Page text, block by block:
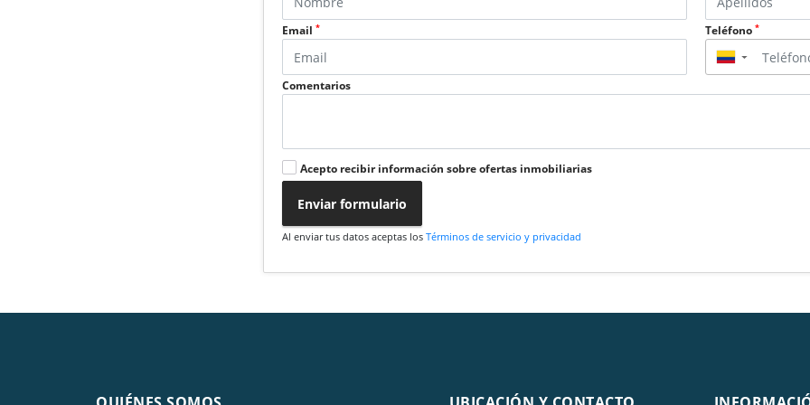
Email* Teléfono *
▼
Comentarios
Acepto recibir información sobre ofertas inmobiliarias
Enviar formulario
Al enviar tus datos aceptas losTérminos de servicio y privacidad